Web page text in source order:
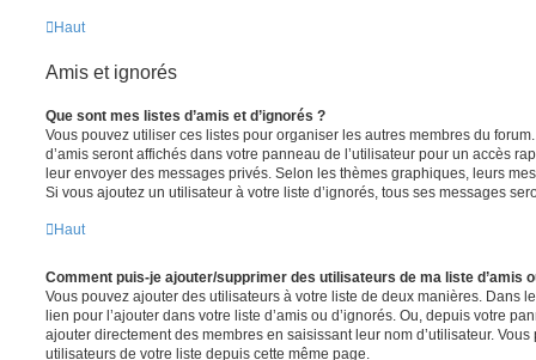
Haut
Amis et ignorés
Que sont mes listes d’amis et d’ignorés ?
Vous pouvez utiliser ces listes pour organiser les autres membres du
d’amis seront affichés dans votre panneau de l’utilisateur pour un accès
leur envoyer des messages privés. Selon les thèmes graphiques, leurs
Si vous ajoutez un utilisateur à votre liste d’ignorés, tous ses messages
Haut
Comment puis-je ajouter/supprimer des utilisateurs de ma liste d’amis
Vous pouvez ajouter des utilisateurs à votre liste de deux manières. Dans
lien pour l’ajouter dans votre liste d’amis ou d’ignorés. Ou, depuis votre
ajouter directement des membres en saisissant leur nom d’utilisateur.
utilisateurs de votre liste depuis cette même page.